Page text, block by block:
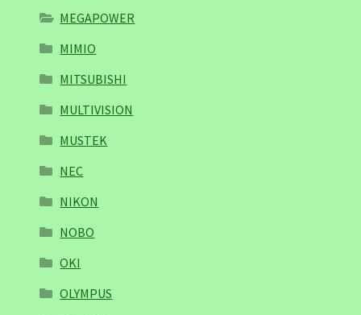
MEGAPOWER
MIMIO
MITSUBISHI
MULTIVISION
MUSTEK
NEC
NIKON
NOBO
OKI
OLYMPUS